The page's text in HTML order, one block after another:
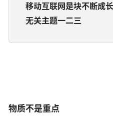
移动互联网是块不断成
无关主题一二三
物质不是重点